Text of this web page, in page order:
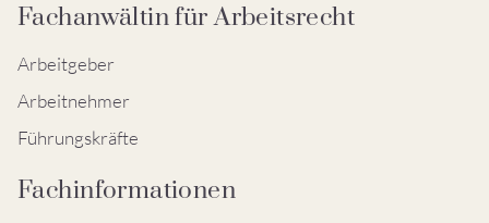
Fachanwältin für Arbeitsrecht
Arbeitgeber
Arbeitnehmer
Führungskräfte
Fachinformationen